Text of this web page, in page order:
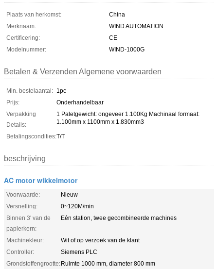
Plaats van herkomst:
China
Merknaam:
WIND AUTOMATION
Certificering:
CE
Modelnummer:
WIND-1000G
Betalen & Verzenden Algemene voorwaarden
Min. bestelaantal: 1pc
Prijs:
Onderhandelbaar
Verpakking
Details:
1 Paletgewicht: ongeveer 1.100Kg Machinaal formaat:
1.100mm x 1100mm x 1.830mm3
Betalingscondities:T/T
beschrijving
AC motor wikkelmotor
Voorwaarde:
Nieuw
Versnelling:
0~120M/min
Binnen 3' van de
papierkern:
Eén station, twee gecombineerde machines
Machinekleur:
Wit of op verzoek van de klant
Controller:
Siemens PLC
Grondstoffengrootte:Ruimte 1000 mm, diameter 800 mm